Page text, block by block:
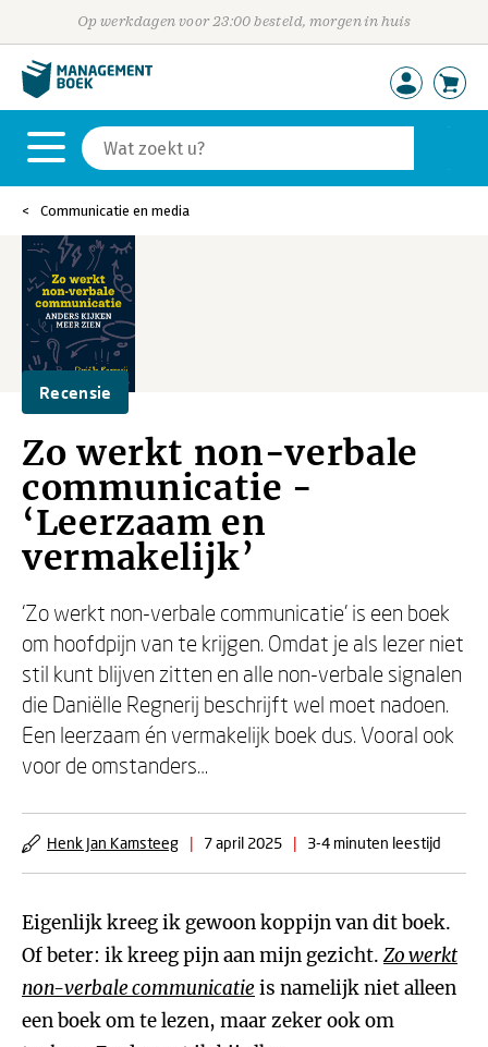
Op werkdagen voor 23:00 besteld, morgen in huis
Communicatie en media
Recensie
Zo werkt non-verbale
communicatie -
‘Leerzaam en
vermakelijk’
‘Zo werkt non-verbale communicatie’ is een boek
om hoofdpijn van te krijgen. Omdat je als lezer niet
stil kunt blijven zitten en alle non-verbale signalen
die Daniëlle Regnerij beschrijft wel moet nadoen.
Een leerzaam én vermakelijk boek dus. Vooral ook
voor de omstanders…
Henk Jan Kamsteeg | 7 april 2025 | 3-4 minuten leestijd
Eigenlijk kreeg ik gewoon koppijn van dit boek.
Of beter: ik kreeg pijn aan mijn gezicht. Zo werkt
non-verbale communicatie is namelijk niet alleen
een boek om te lezen, maar zeker ook om